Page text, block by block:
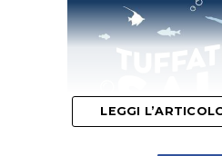
LEGGI